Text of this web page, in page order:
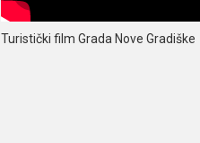
Turistički film Grada Nove Gradiške